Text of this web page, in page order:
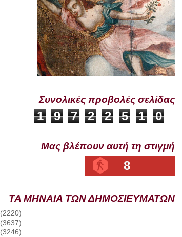
Συνολικές προβολές σελίδας
1 9 7 2 2 5 1 0
Μας βλέπουν αυτή τη στιγμή
8
ΤΑ ΜΗΝΑΙΑ ΤΩΝ ΔΗΜΟΣΙΕΥΜΑΤΩΝ
(2220)
(3637)
(3246)